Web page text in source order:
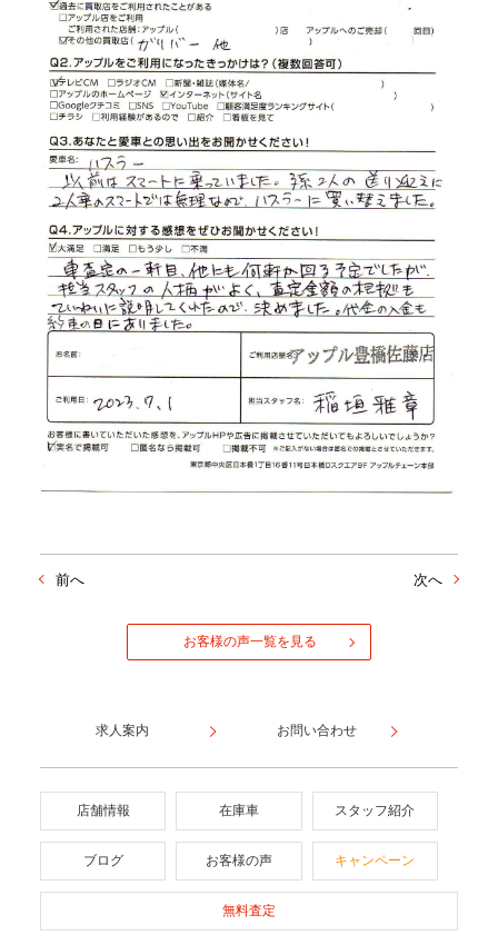
前へ 次へ
お客様の声一覧を見る
求人案内 お問い合わせ
店舗情報 在庫車 スタッフ紹介
ブログ お客様の声 キャンペーン
無料査定